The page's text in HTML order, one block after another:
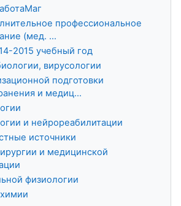
профессиональное
(мед. ...
2015 учебный год
вирусологии
подготовки
и медиц...
и нейрореабилитации
источники
и медицинской
физиологии